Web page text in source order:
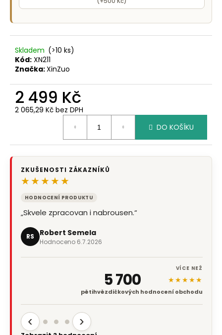
Skladem (>10 ks)
Kód: XN211
Značka:XinZuo
2 499 Kč
2 065,29 Kč bez DPH
DO KOŠÍKU
ZKUŠENOSTI ZÁKAZNÍKŮ
★★★★★
HODNOCENÍ PRODUKTU
„Skvele zpracovan i nabrousen.“
RS Robert Semela
Hodnoceno 6.7.2026
VÍCE NEŽ
5 700 ★★★★★
pětihvězdičkových hodnocení obchodu
‹ ›